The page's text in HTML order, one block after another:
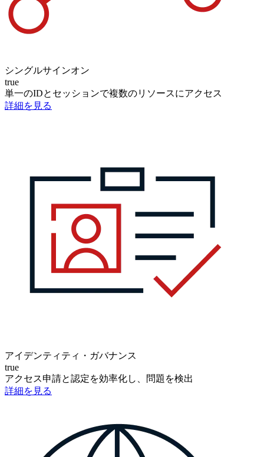
シングルサインオン
true
単一のIDとセッションで複数のリソースにアクセス
詳細を見る
アイデンティティ・ガバナンス
true
アクセス申請と認定を効率化し、問題を検出
詳細を見る